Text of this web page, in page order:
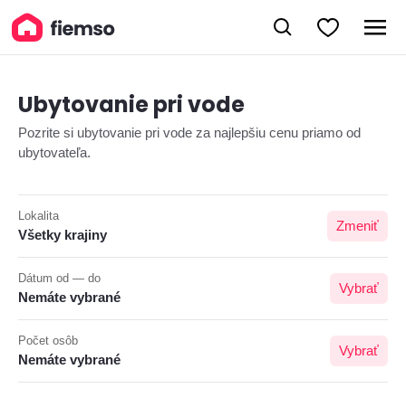
Ubytovanie pri vode
Pozrite si ubytovanie pri vode za najlepšiu cenu priamo od
ubytovateľa.
Lokalita
Všetky krajiny
Zmeniť
Dátum od — do
Nemáte vybrané
Vybrať
Počet osôb
Nemáte vybrané
Vybrať